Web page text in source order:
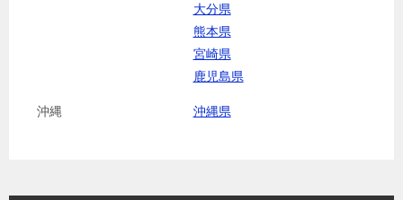
大分県
熊本県
宮崎県
鹿児島県
沖縄 沖縄県